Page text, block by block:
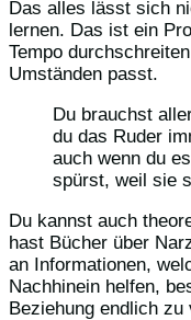
Das alles lässt sich
lernen. Das ist ein
Tempo
Umständen passt.
Du brauchst
du das Ruder
auch wenn du
spürst, weil sie
Du kannst auch
hast Bücher über
an Informationen,
Nachhinein helfen,
Beziehung endlich zu